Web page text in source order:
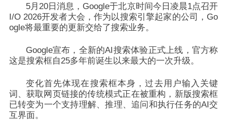
5月20日消息，Google于北京时间今日凌晨1点召开
I/O 2026开发者大会，作为以搜索引擎起家的公司，Go
ogle将最重要的更新交给了搜索业务。
Google宣布，全新的AI搜索体验正式上线，官方称
这是搜索框自25多年前诞生以来最大的一次升级。
变化首先体现在搜索框本身，过去用户输入关键
词、获取网页链接的传统模式正在被重构，新版搜索框
已转变为一个支持理解、推理、追问和执行任务的AI交
互界面。